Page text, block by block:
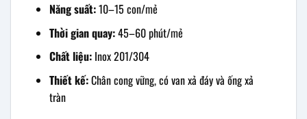
Năng suất:10–15 con/mẻ
Thời gian quay:45–60 phút/mẻ
Chất liệu:Inox 201/304
Thiết kế:Chân cong vững, có van xả đáy và ống xả
tràn